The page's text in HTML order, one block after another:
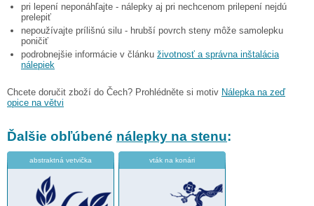
pri lepení neponáhľajte - nálepky aj pri nechcenom prilepení nejdú
prelepiť
nepoužívajte prílišnú silu - hrubší povrch steny môže samolepku
poničiť
podrobnejšie informácie v článku životnosť a správna inštalácia
nálepiek
Chcete doručit zboží do Čech? Prohlédněte si motiv Nálepka na zeď
opice na větvi
Ďalšie obľúbené nálepky na stenu:
abstraktná vetvička vták na konári